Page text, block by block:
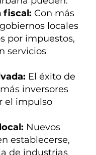
fiscal: Con más
locales
por impuestos,
servicios
El éxito de
inversores
el impulso
Nuevos
establecerse,
de industrias